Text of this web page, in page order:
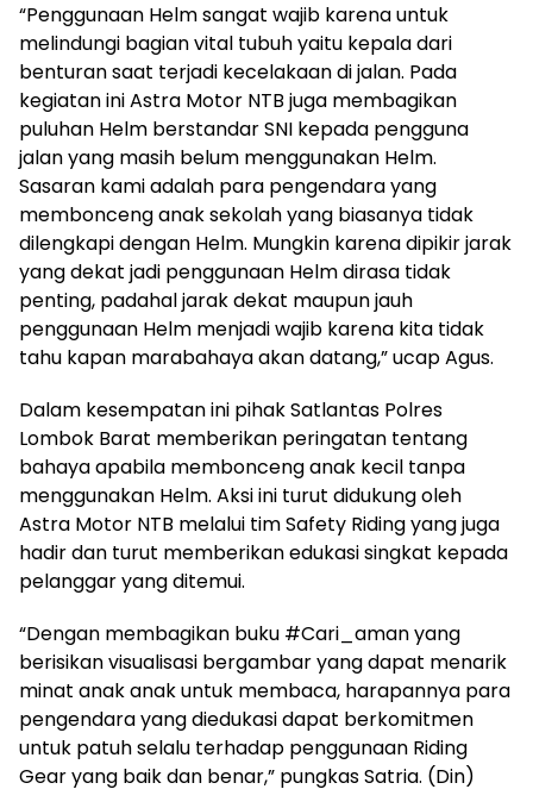
“Penggunaan Helm sangat wajib karena untuk
melindungi bagian vital tubuh yaitu kepala dari
benturan saat terjadi kecelakaan di jalan. Pada
kegiatan ini Astra Motor NTB juga membagikan
puluhan Helm berstandar SNI kepada pengguna
jalan yang masih belum menggunakan Helm.
Sasaran kami adalah para pengendara yang
membonceng anak sekolah yang biasanya tidak
dilengkapi dengan Helm. Mungkin karena dipikir jarak
yang dekat jadi penggunaan Helm dirasa tidak
penting, padahal jarak dekat maupun jauh
penggunaan Helm menjadi wajib karena kita tidak
tahu kapan marabahaya akan datang,” ucap Agus.
Dalam kesempatan ini pihak Satlantas Polres
Lombok Barat memberikan peringatan tentang
bahaya apabila membonceng anak kecil tanpa
menggunakan Helm. Aksi ini turut didukung oleh
Astra Motor NTB melalui tim Safety Riding yang juga
hadir dan turut memberikan edukasi singkat kepada
pelanggar yang ditemui.
“Dengan membagikan buku #Cari_aman yang
berisikan visualisasi bergambar yang dapat menarik
minat anak anak untuk membaca, harapannya para
pengendara yang diedukasi dapat berkomitmen
untuk patuh selalu terhadap penggunaan Riding
Gear yang baik dan benar,” pungkas Satria. (Din)